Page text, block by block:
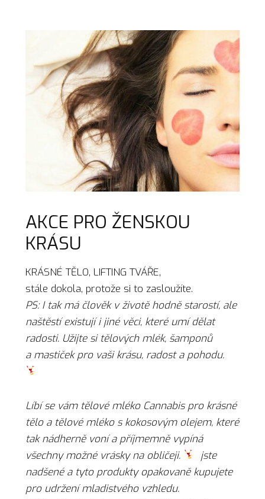
AKCE PRO ŽENSKOU
KRÁSU
KRÁSNÉ TĚLO, LIFTING TVÁŘE,
stále dokola, protože si to zasloužíte.
PS: I tak má člověk v životě hodně starostí, ale
naštěstí existují i jiné věci, které umí dělat
radosti. Užijte si tělových mlék, šamponů
a mastiček pro vaši krásu, radost a pohodu.
Líbí se vám tělové mléko Cannabis pro krásné
tělo a tělové mléko s kokosovým olejem, které
tak nádherně voní a příjmemně vypíná
všechny možné vrásky na obličeji.
jste
nadšené a tyto produkty opakovaně kupujete
pro udržení mladistvého vzhledu.